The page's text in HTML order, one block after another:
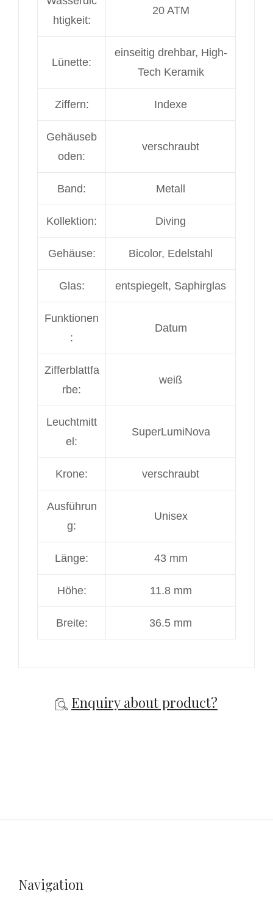
htigkeit:
20 ATM
Lünette:
einseitig drehbar, High-
Tech Keramik
Ziffern: Indexe
Gehäuseb
oden:
verschraubt
Band: Metall
Kollektion: Diving
Gehäuse: Bicolor, Edelstahl
Glas: entspiegelt, Saphirglas
Funktionen
:
Datum
Zifferblattfa
rbe:
weiß
Leuchtmitt
el:
SuperLumiNova
Krone: verschraubt
Ausführun
g:
Unisex
Länge: 43 mm
Höhe: 11.8 mm
Breite: 36.5 mm
Enquiry about product?
Navigation